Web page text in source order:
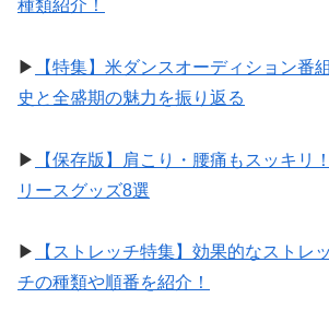
種類紹介！
▶︎
【特集】米ダンスオーディション番
史と全盛期の魅力を振り返る
▶︎
【保存版】肩こり・腰痛もスッキリ
リースグッズ8選
▶︎
【ストレッチ特集】効果的なストレ
チの種類や順番を紹介！